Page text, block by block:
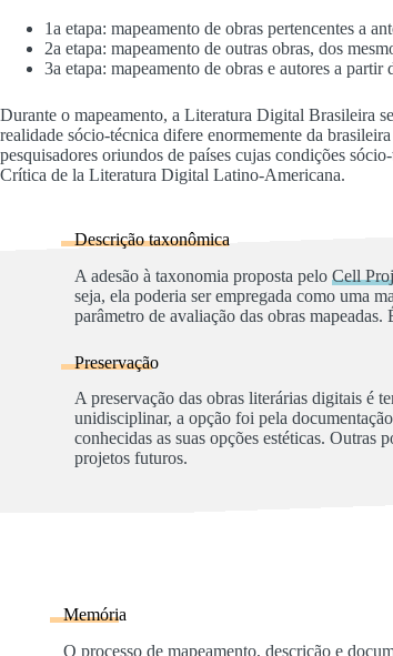
1a etapa: mapeamento de obras pertencentes a
2a etapa: mapeamento de outras obras, dos
3a etapa: mapeamento de obras e autores a
Durante o mapeamento, a Literatura Digital Brasileira
realidade sócio-técnica difere enormemente da
pesquisadores oriundos de países cujas condições
Crítica de la Literatura Digital Latino-Americana.
Descrição taxonômica
A adesão à taxonomia proposta peloCell
seja, ela poderia ser empregada como uma
parâmetro de avaliação das obras
Preservação
A preservação das obras literárias digitais é
unidisciplinar, a opção foi pela
conhecidas as suas opções estéticas. Outras
projetos futuros.
Memória
O processo de mapeamento, descrição e